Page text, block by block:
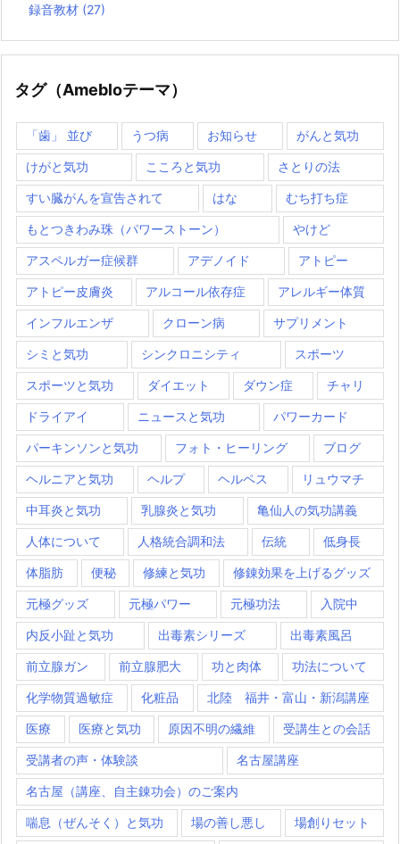
録音教材 (27)
タグ（Amebloテーマ）
「歯」 並び うつ病 お知らせ がんと気功
けがと気功 こころと気功 さとりの法
すい臓がんを宣告されて はな むち打ち症
もとつきわみ珠（パワーストーン） やけど
アスペルガー症候群 アデノイド アトピー
アトピー皮膚炎 アルコール依存症 アレルギー体質
インフルエンザ クローン病 サプリメント
シミと気功 シンクロニシティ スポーツ
スポーツと気功 ダイエット ダウン症 チャリ
ドライアイ ニュースと気功 パワーカード
パーキンソンと気功 フォト・ヒーリング ブログ
ヘルニアと気功 ヘルプ ヘルペス リュウマチ
中耳炎と気功 乳腺炎と気功 亀仙人の気功講義
人体について 人格統合調和法 伝統 低身長
体脂肪 便秘 修練と気功 修錬効果を上げるグッズ
元極グッズ 元極パワー 元極功法 入院中
内反小趾と気功 出毒素シリーズ 出毒素風呂
前立腺ガン 前立腺肥大 功と肉体 功法について
化学物質過敏症 化粧品 北陸 福井・富山・新潟講座
医療 医療と気功 原因不明の繊維 受講生との会話
受講者の声・体験談 名古屋講座
名古屋（講座、自主錬功会）のご案内
喘息（ぜんそく）と気功 場の善し悪し 場創りセット